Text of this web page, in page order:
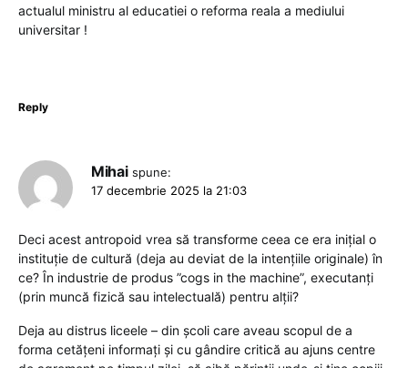
actualul ministru al educatiei o reforma reala a mediului
universitar !
Reply
Mihai spune:
17 decembrie 2025 la 21:03
Deci acest antropoid vrea să transforme ceea ce era inițial o
instituție de cultură (deja au deviat de la intențiile originale) în
ce? În industrie de produs ”cogs in the machine”, executanți
(prin muncă fizică sau intelectuală) pentru alții?
Deja au distrus liceele – din școli care aveau scopul de a
forma cetățeni informați și cu gândire critică au ajuns centre